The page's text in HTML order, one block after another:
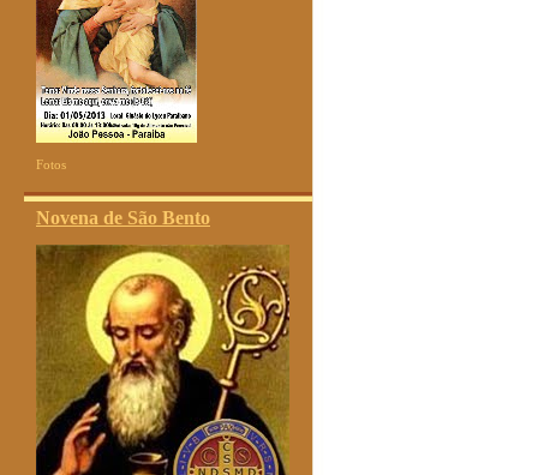
Fotos
Novena de São Bento